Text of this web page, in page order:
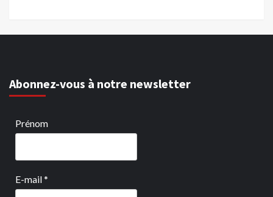
Abonnez-vous à notre newsletter
Prénom
E-mail*